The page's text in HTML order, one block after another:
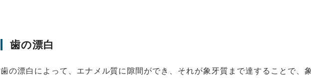
歯の漂白
歯の漂白によって、エナメル質に隙間ができ、それが象牙質まで達することで、